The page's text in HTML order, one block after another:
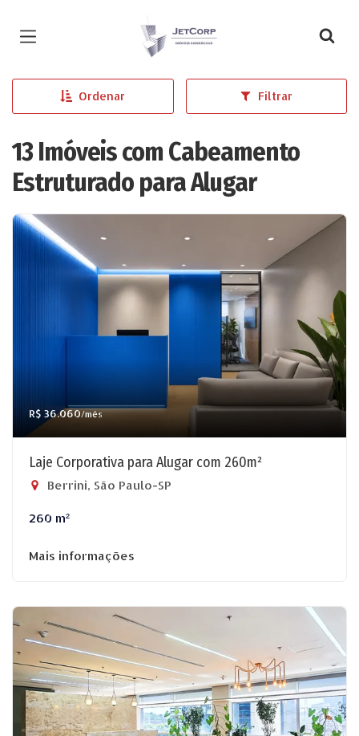
Página inicial
Ordenar Filtrar
13 Imóveis com Cabeamento
Estruturado para Alugar
R$ 36.060/mês
Laje Corporativa para Alugar com 260m²
Berrini, São Paulo-SP
260 m²
Mais informações